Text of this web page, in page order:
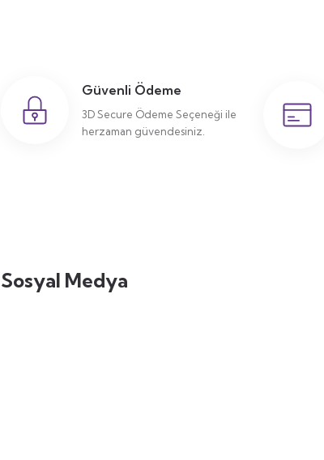
Güvenli Ödeme
3D Secure Ödeme Seçeneği ile
herzaman güvendesiniz.
Sosyal Medya